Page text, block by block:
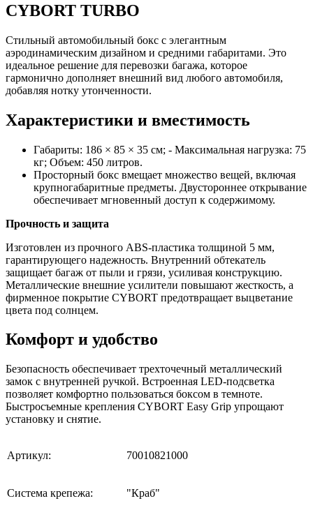
CYBORT TURBO
Cтильный автомобильный бокс с элегантным
аэродинамическим дизайном и средними габаритами. Это
идеальное решение для перевозки багажа, которое
гармонично дополняет внешний вид любого автомобиля,
добавляя нотку утонченности.
Характеристики и вместимость
Габариты: 186 × 85 × 35 см; - Максимальная нагрузка: 75
кг; Объем: 450 литров.
Просторный бокс вмещает множество вещей, включая
крупногабаритные предметы. Двустороннее открывание
обеспечивает мгновенный доступ к содержимому.
Прочность и защита
Изготовлен из прочного ABS-пластика толщиной 5 мм,
гарантирующего надежность. Внутренний обтекатель
защищает багаж от пыли и грязи, усиливая конструкцию.
Металлические внешние усилители повышают жесткость, а
фирменное покрытие CYBORT предотвращает выцветание
цвета под солнцем.
Комфорт и удобство
Безопасность обеспечивает трехточечный металлический
замок с внутренней ручкой. Встроенная LED-подсветка
позволяет комфортно пользоваться боксом в темноте.
Быстросъемные крепления CYBORT Easy Grip упрощают
установку и снятие.
Артикул: 70010821000
Система крепежа: "Краб"